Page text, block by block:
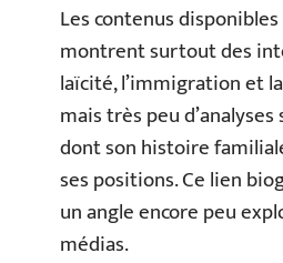
Les contenus
montrent surtout des
laïcité, l’immigration et
mais très peu
dont son histoire
ses positions. Ce lien
un angle encore peu
médias.